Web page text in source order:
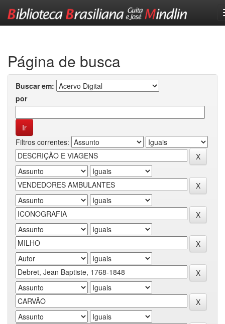
Página de busca
Buscar em:
por
Filtros correntes: